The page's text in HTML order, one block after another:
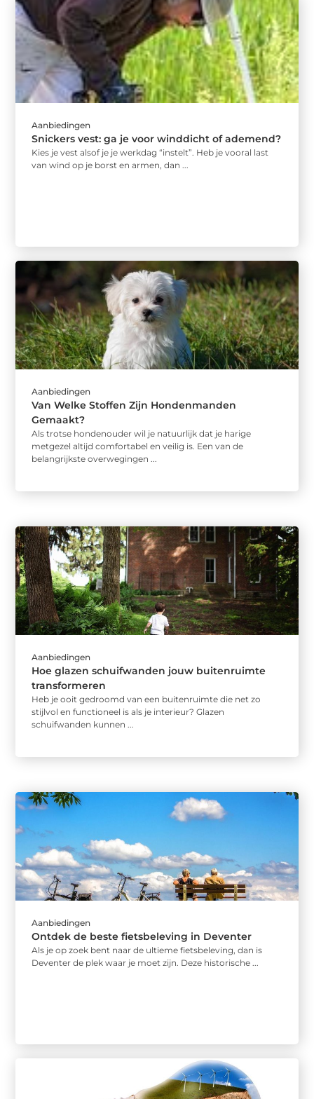
Aanbiedingen
Snickers vest: ga je voor winddicht of ademend?
Kies je vest alsof je je werkdag “instelt”. Heb je vooral last
van wind op je borst en armen, dan ...
Aanbiedingen
Van Welke Stoffen Zijn Hondenmanden
Gemaakt?
Als trotse hondenouder wil je natuurlijk dat je harige
metgezel altijd comfortabel en veilig is. Een van de
belangrijkste overwegingen ...
Aanbiedingen
Hoe glazen schuifwanden jouw buitenruimte
transformeren
Heb je ooit gedroomd van een buitenruimte die net zo
stijlvol en functioneel is als je interieur? Glazen
schuifwanden kunnen ...
Aanbiedingen
Ontdek de beste fietsbeleving in Deventer
Als je op zoek bent naar de ultieme fietsbeleving, dan is
Deventer de plek waar je moet zijn. Deze historische ...